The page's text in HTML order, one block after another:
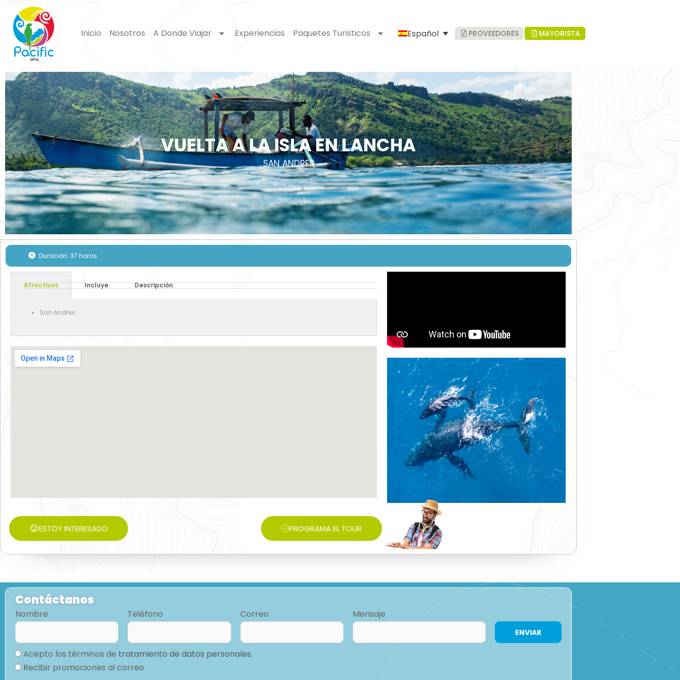
contenido
Inicio Nosotros A Donde Viajar Experiencias Paquetes Turisticos Español PROVEEDORES MAYORISTA
VUELTA A LA ISLA EN LANCHA
SAN ANDRES
Duración: 37 horas
Atractivos Incluye Descripción
San Andres
ESTOY INTERESADO PROGRAMA EL TOUR
Contáctanos
Nombre Teléfono Correo Mensaje
Acepto los términos de tratamiento de datos personales.
Recibir promociones al correo.